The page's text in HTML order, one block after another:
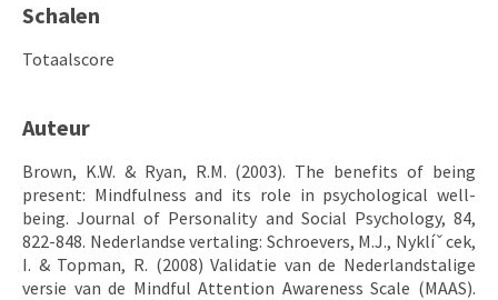
Schalen
Totaalscore
Auteur
Brown, K.W. & Ryan, R.M. (2003). The benefits of being
present: Mindfulness and its role in psychological well-
being. Journal of Personality and Social Psychology, 84,
822-848. Nederlandse vertaling: Schroevers, M.J., Nyklíˇcek,
I. & Topman, R. (2008) Validatie van de Nederlandstalige
versie van de Mindful Attention Awareness Scale (MAAS).